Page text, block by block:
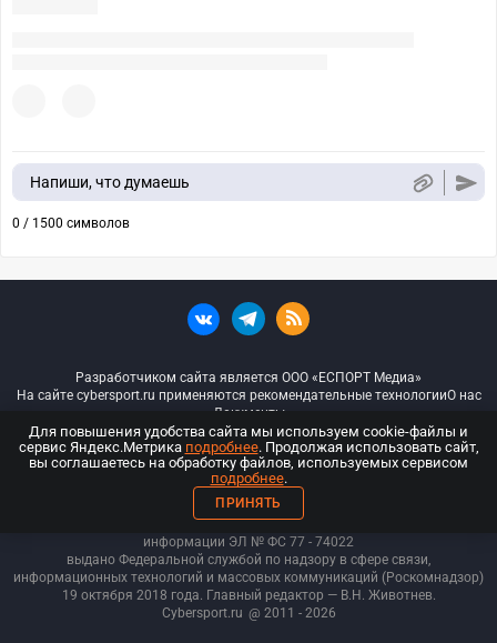
Напиши, что думаешь
0 / 1500 символов
Разработчиком сайта является ООО «ЕСПОРТ Медиа»
На сайте cybersport.ru применяются рекомендательные технологииО нас
Документы
© ООО «Киберспорт.ру» — Все права защищены
18+
ООО «Киберспорт.ру». Свидетельство о регистрации средств массовой
информации ЭЛ № ФС 77 - 74022
выдано Федеральной службой по надзору в сфере связи,
информационных технологий и массовых коммуникаций (Роскомнадзор)
19 октября 2018 года. Главный редактор — В.Н. Животнев.
Cybersport.ru @ 2011 - 2026
Для повышения удобства сайта мы используем cookie-файлы и
сервис Яндекс.Метрика подробнее. Продолжая использовать сайт,
вы соглашаетесь на обработку файлов, используемых сервисом
подробнее.
ПРИНЯТЬ